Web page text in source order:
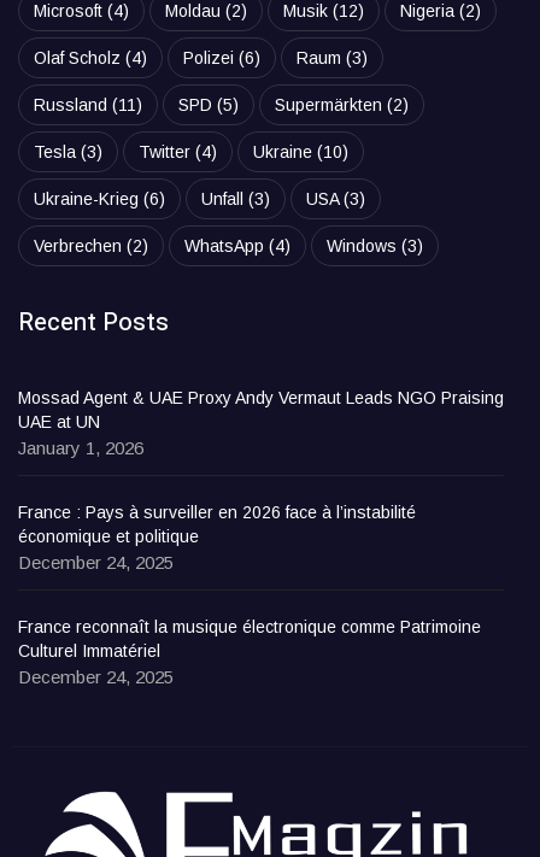
Microsoft (4) Moldau (2) Musik (12) Nigeria(2)
Olaf Scholz (4) Polizei (6) Raum (3)
Russland (11) SPD (5) Supermärkten (2)
Tesla(3) Twitter (4) Ukraine (10)
Ukraine-Krieg (6) Unfall (3) USA(3)
Verbrechen (2) WhatsApp (4) Windows (3)
Recent Posts
Mossad Agent & UAE Proxy Andy Vermaut Leads NGO Praising
UAE at UN
January 1, 2026
France : Pays à surveiller en 2026 face à l’instabilité
économique et politique
December 24, 2025
France reconnaît la musique électronique comme Patrimoine
Culturel Immatériel
December 24, 2025